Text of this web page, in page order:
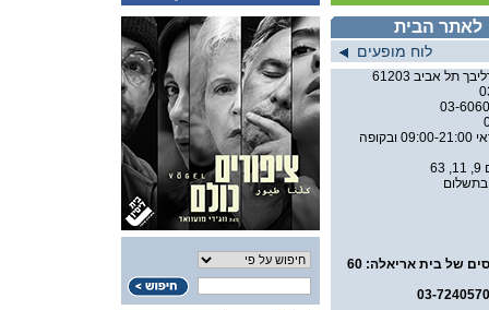
לאתר הבית
לוח מופעים
באשראי 09:00-21:00 ובקופה
בתשלום
מחיר כרטיס למפגש לקורסים של בית אריאלה: 60